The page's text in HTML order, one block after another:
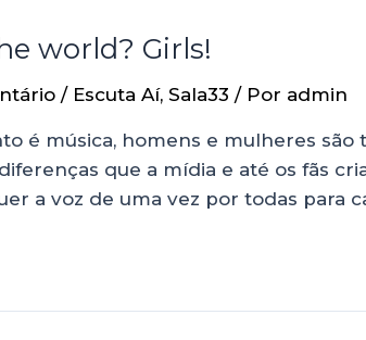
world? Girls!
/ Escuta Aí, Sala33 / Por admin
é música, homens e mulheres
que a mídia e até os fãs
a voz de uma vez por todas para